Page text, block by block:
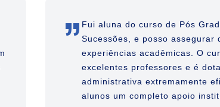
” Fui aluna do curso de Pós
Sucessões, e posso assegurar
experiências acadêmicas. O
excelentes professores e é
administrativa extremamente
alunos um completo apoio